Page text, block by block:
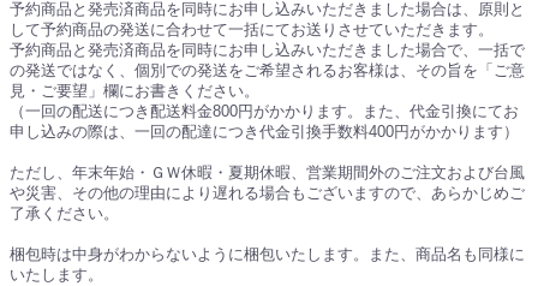
予約商品と発売済商品を同時にお申し込みいただきました場合は、原則と
して予約商品の発送に合わせて一括にてお送りさせていただきます。
予約商品と発売済商品を同時にお申し込みいただきました場合で、一括で
の発送ではなく、個別での発送をご希望されるお客様は、その旨を「ご意
見・ご要望」欄にお書きください。
（一回の配送につき配送料金800円がかかります。また、代金引換にてお
申し込みの際は、一回の配達につき代金引換手数料400円がかかります）
ただし、年末年始・ＧＷ休暇・夏期休暇、営業期間外のご注文および台風
や災害、その他の理由により遅れる場合もございますので、あらかじめご
了承ください。
梱包時は中身がわからないように梱包いたします。また、商品名も同様に
いたします。